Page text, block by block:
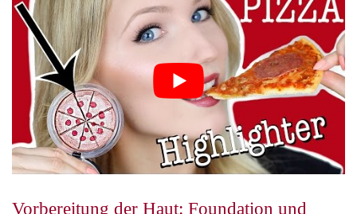
Vorbereitung der Haut: Foundation und